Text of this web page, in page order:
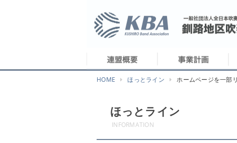
HOME ほっとライン ホームページを一部
ほっとライン
INFORMATION